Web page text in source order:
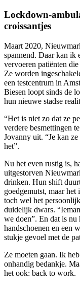
Lockdown-
croissantjes
Maart 2020,
spannend. Daar kan ik
vervoeren patiënten
Ze worden
een testcentrum in
Biesen loopt sinds de
hun nieuwe stadse
“Het is niet zo dat ze
verdere besmettingen
Jovanny uit. “Je kan
het”.
Nu het even rustig is,
uitgestorven
drinken. Hun shift
goedgemutst, maar
toch wel het
duidelijk dwars.
we doen”. En dat is nu
handschoenen en een
stukje gevoel met de
Ze moeten gaan. Ik
onhandig bedankje.
het ook: back to work.